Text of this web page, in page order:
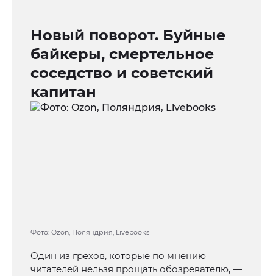
Новый поворот. Буйные
байкеры, смертельное
соседство и советский
капитан
Фото: Ozon, Поляндрия, Livebooks
Один из грехов, которые по мнению
читателей нельзя прощать обозревателю, —